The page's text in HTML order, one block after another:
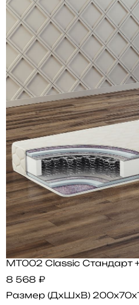
MT002 Classic Стандарт
8 568 ₽
Размер (ДхШхВ)